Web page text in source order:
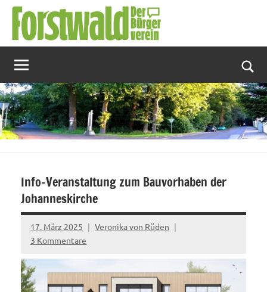
Zum
Inhalt
springen
Info-Veranstaltung zum Bauvorhaben der
Johanneskirche
17. März 2025
Veronika von Rüden
3 Kommentare